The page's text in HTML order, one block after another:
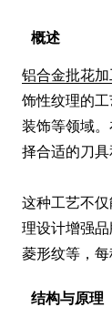
概述
铝合金批花加
饰性纹理的
装饰等领域
择合适的刀具
这种工艺不
理设计增强品
菱形纹等，每
结构与原理